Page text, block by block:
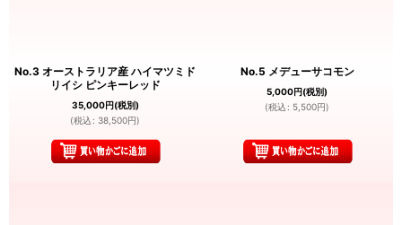
No.3 オーストラリア産 ハイマツミド
リイシ ピンキーレッド
35,000円(税別)
(税込 : 38,500円)
No.5 メデューサコモン
5,000円(税別)
(税込 : 5,500円)